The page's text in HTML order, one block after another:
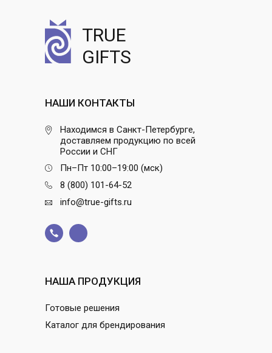
TRUE
GIFTS
НАША ПРОДУКЦИЯ
Готовые решения
Каталог для брендирования
НАШИ КОНТАКТЫ
Находимся в Санкт-Петербурге,
доставляем продукцию по всей
России и СНГ
Пн–Пт 10:00–19:00 (мск)
8 (800) 101-64-52
info@true-gifts.ru